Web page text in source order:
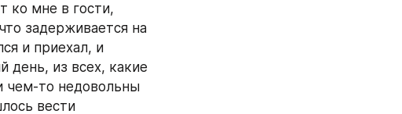
ко мне в гости,
задерживается на
и приехал, и
день, из всех, какие
чем-то недовольны
вести